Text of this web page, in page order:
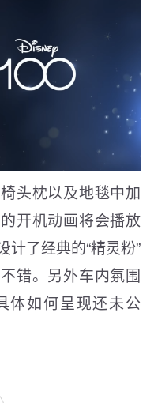
头枕以及地毯中加
开机动画将会播放
了经典的“精灵粉”
错。另外车内氛围
体如何呈现还未公